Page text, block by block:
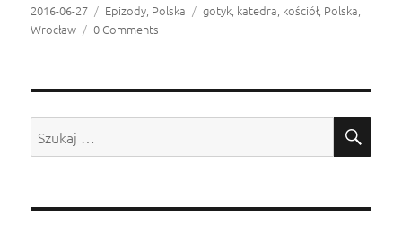
Opublikowano
2016-06-27 Kategorie
Epizody Polska Tagi
gotyk katedra kościół Polska
Wrocław
0 Comments
Szukaj: